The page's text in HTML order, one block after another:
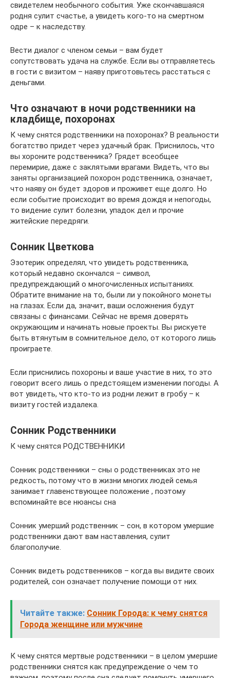
свидетелем необычного события. Уже скончавшаяся
родня сулит счастье, а увидеть кого-то на смертном
одре – к наследству.
Вести диалог с членом семьи – вам будет
сопутствовать удача на службе. Если вы отправляетесь
в гости с визитом – наяву приготовьтесь расстаться с
деньгами.
Что означают в ночи родственники на
кладбище, похоронах
К чему снятся родственники на похоронах? В реальности
богатство придет через удачный брак. Приснилось, что
вы хороните родственника? Грядет всеобщее
перемирие, даже с заклятыми врагами. Видеть, что вы
заняты организацией похорон родственника, означает,
что наяву он будет здоров и проживет еще долго. Но
если событие происходит во время дождя и непогоды,
то видение сулит болезни, упадок дел и прочие
житейские передряги.
Сонник Цветкова
Эзотерик определял, что увидеть родственника,
который недавно скончался – символ,
предупреждающий о многочисленных испытаниях.
Обратите внимание на то, были ли у покойного монеты
на глазах. Если да, значит, ваши осложнения будут
связаны с финансами. Сейчас не время доверять
окружающим и начинать новые проекты. Вы рискуете
быть втянутым в сомнительное дело, от которого лишь
проиграете.
Если приснились похороны и ваше участие в них, то это
говорит всего лишь о предстоящем изменении погоды. А
вот увидеть, что кто-то из родни лежит в гробу – к
визиту гостей издалека.
Сонник Родственники
К чему снятся РОДСТВЕННИКИ
Cонник родственники – сны о родственниках это не
редкость, потому что в жизни многих людей семья
занимает главенствующее положение , поэтому
вспоминайте все нюансы сна
Cонник умерший родственник – сон, в котором умершие
родственники дают вам наставления, сулит
благополучие.
Cонник видеть родственников – когда вы видите своих
родителей, сон означает получение помощи от них.
Читайте также: Сонник Города: к чему снятся
Города женщине или мужчине
К чему снятся мертвые родственники – в целом умершие
родственники снятся как предупреждение о чем то